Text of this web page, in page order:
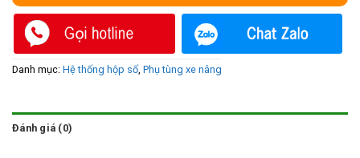
Danh mục: Hệ thống hộp số Phụ tùng xe nâng
Đánh giá (0)